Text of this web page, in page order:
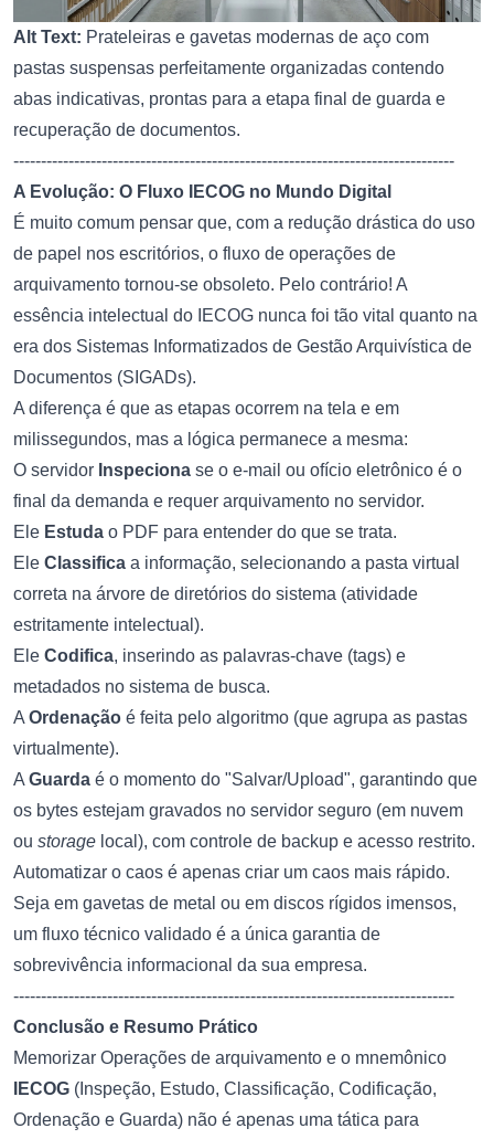
Alt Text: Prateleiras e gavetas modernas de aço com
pastas suspensas perfeitamente organizadas contendo
abas indicativas, prontas para a etapa final de guarda e
recuperação de documentos.
--------------------------------------------------------------------------------
A Evolução: O Fluxo IECOG no Mundo Digital
É muito comum pensar que, com a redução drástica do uso
de papel nos escritórios, o fluxo de operações de
arquivamento tornou-se obsoleto. Pelo contrário! A
essência intelectual do IECOG nunca foi tão vital quanto na
era dos Sistemas Informatizados de Gestão Arquivística de
Documentos (SIGADs).
A diferença é que as etapas ocorrem na tela e em
milissegundos, mas a lógica permanece a mesma:
O servidor Inspeciona se o e-mail ou ofício eletrônico é o
final da demanda e requer arquivamento no servidor.
Ele Estuda o PDF para entender do que se trata.
Ele Classifica a informação, selecionando a pasta virtual
correta na árvore de diretórios do sistema (atividade
estritamente intelectual).
Ele Codifica, inserindo as palavras-chave (tags) e
metadados no sistema de busca.
A Ordenação é feita pelo algoritmo (que agrupa as pastas
virtualmente).
A Guarda é o momento do "Salvar/Upload", garantindo que
os bytes estejam gravados no servidor seguro (em nuvem
ou storage local), com controle de backup e acesso restrito.
Automatizar o caos é apenas criar um caos mais rápido.
Seja em gavetas de metal ou em discos rígidos imensos,
um fluxo técnico validado é a única garantia de
sobrevivência informacional da sua empresa.
--------------------------------------------------------------------------------
Conclusão e Resumo Prático
Memorizar Operações de arquivamento e o mnemônico
IECOG (Inspeção, Estudo, Classificação, Codificação,
Ordenação e Guarda) não é apenas uma tática para